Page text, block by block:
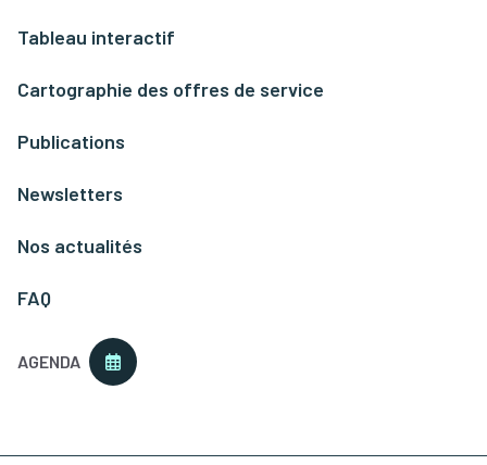
Tableau interactif
Cartographie des offres de service
Publications
Newsletters
Nos actualités
FAQ
AGENDA